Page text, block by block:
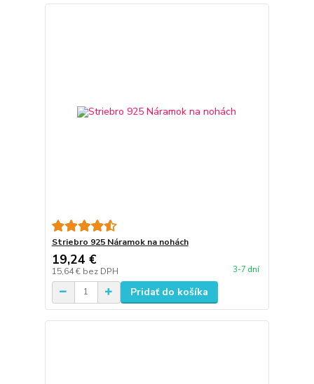
Striebro 925 Náramok na nohách
19,24 €
15,64 € bez DPH 3-7 dní
Pridať do košíka